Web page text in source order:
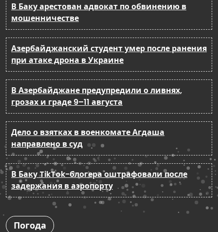
В Баку арестован адвокат по обвинению в
мошенничестве
Азербайджанский студент умер после ранения
при атаке дрона в Украине
В Азербайджане предупредили о ливнях,
грозах и граде 9–11 августа
Дело о взятках в военкомате Агдаша
направлено в суд
В Баку TikTok-блогера оштрафовали после
задержания в аэропорту
Погода